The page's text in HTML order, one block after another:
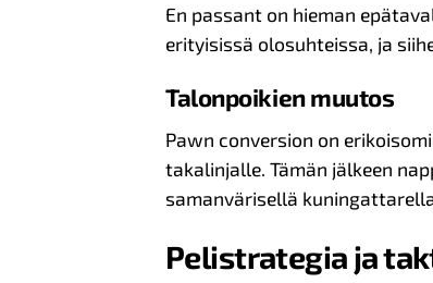
En passant on hieman
erityisissä olosuhteissa, ja
Talonpoikien muutos
Pawn conversion on
takalinjalle. Tämän jälkeen
samanvärisellä
Pelistrategia ja